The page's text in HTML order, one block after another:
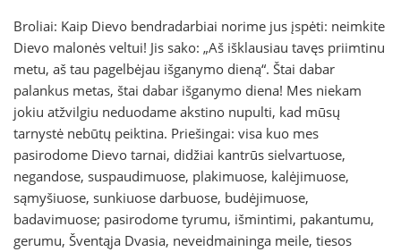
Broliai: Kaip Dievo bendradarbiai norime jus įspėti: neimkite
Dievo malonės veltui! Jis sako: „Aš išklausiau tavęs priimtinu
metu, aš tau pagelbėjau išganymo dieną“. Štai dabar
palankus metas, štai dabar išganymo diena! Mes niekam
jokiu atžvilgiu neduodame akstino nupulti, kad mūsų
tarnystė nebūtų peiktina. Priešingai: visa kuo mes
pasirodome Dievo tarnai, didžiai kantrūs sielvartuose,
negandose, suspaudimuose, plakimuose, kalėjimuose,
sąmyšiuose, sunkiuose darbuose, budėjimuose,
badavimuose; pasirodome tyrumu, išmintimi, pakantumu,
gerumu, Šventąja Dvasia, neveidmaininga meile, tiesos